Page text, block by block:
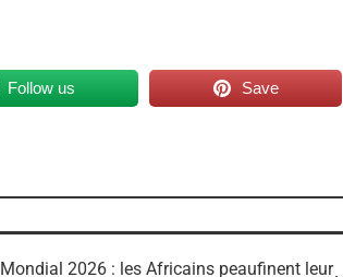
Follow us Save
Mondial 2026 : les Africains peaufinent leur